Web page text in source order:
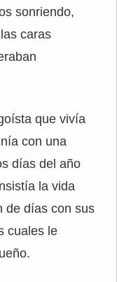
sonriendo,
caras
que vivía
con una
días del año
la vida
de días con sus
cuales le